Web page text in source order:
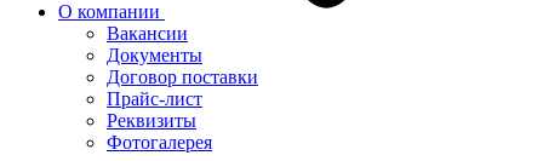
О компании
Вакансии
Документы
Договор поставки
Прайс-лист
Реквизиты
Фотогалерея